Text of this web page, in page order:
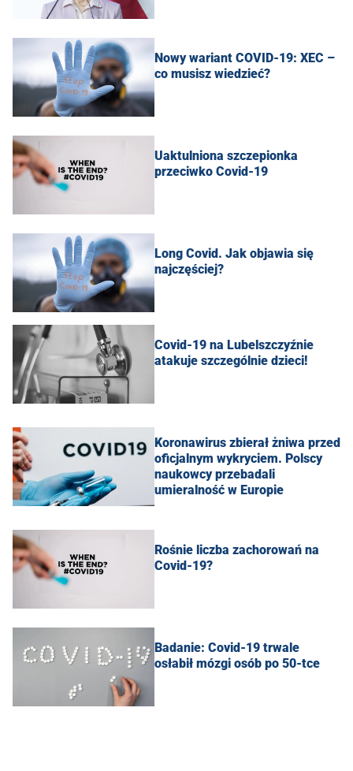
Nowy wariant COVID-19: XEC –
co musisz wiedzieć?
Uaktulniona szczepionka
przeciwko Covid-19
Long Covid. Jak objawia się
najczęściej?
Covid-19 na Lubelszczyźnie
atakuje szczególnie dzieci!
Koronawirus zbierał żniwa przed
oficjalnym wykryciem. Polscy
naukowcy przebadali
umieralność w Europie
Rośnie liczba zachorowań na
Covid-19?
Badanie: Covid-19 trwale
osłabił mózgi osób po 50-tce